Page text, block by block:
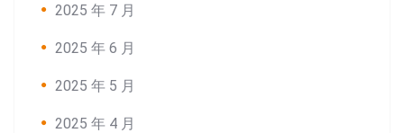
2025 年 7 月
2025 年 6 月
2025 年 5 月
2025 年 4 月